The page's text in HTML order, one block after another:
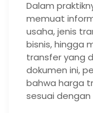
Dalam
memuat
usaha, jenis
bisnis, hingga
transfer yang
dokumen ini,
bahwa harga
sesuai dengan